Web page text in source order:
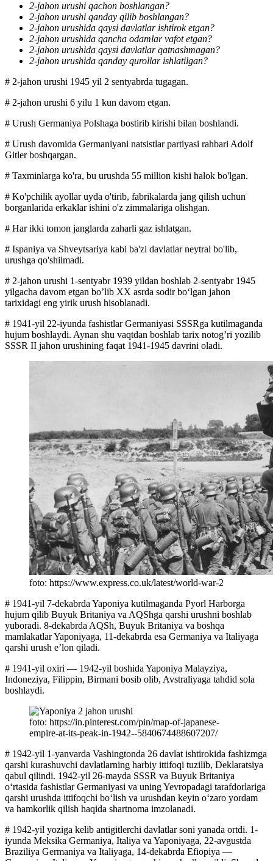
2-jahon urushi qachon boshlangan?
2-jahon urushi qanday qilib boshlangan?
2-jahon urushida qaysi davlatlar ishtirok etgan?
2-jahon urushida qancha odamlar vafot etgan?
2-jahon urushida qaysi davlatlar qatnashmagan?
2-jahon urushida qanday qurollar ishlatilgan?
# 2-jahon urushi 1945 yil 2 sentyabrda tugagan.
# 2-jahon urushi 6 yilu 1 kun davom etgan.
# Urush Germaniya Polshaga bostirib kirishi bilan boshlandi.
# Urush davomida Germaniyani natsistlar partiyasi rahbari Adolf
Gitler boshqargan.
# Taxminlarga ko'ra, bu urushda 55 million kishi halok bo'lgan.
# Ko'pchilik ayollar uyda o'tirib, fabrikalarda jang qilish uchun
borganlarida erkaklar ishini o'z zimmalariga olishgan.
# Har ikki tomon janglarda zaharli gaz ishlatgan.
# Ispaniya va Shveytsariya kabi ba'zi davlatlar neytral bo'lib,
urushga qo'shilmadi.
# 2-jahon urushi 1-sentyabr 1939 yildan boshlab 2-sentyabr 1945
yilgacha davom etgan bo’lib XX asrda sodir boʻlgan jahon
tarixidagi eng yirik urush hisoblanadi.
# 1941-yil 22-iyunda fashistlar Germaniyasi SSSRga kutilmaganda
hujum boshlaydi. Aynan shu vaqtdan boshlab tarix notog’ri yozilib
SSSR II jahon urushining faqat 1941-1945 davrini oladi.
foto: https://www.express.co.uk/latest/world-war-2
# 1941-yil 7-dekabrda Yaponiya kutilmaganda Pyorl Harborga
hujum qilib Buyuk Britaniya va AQShga qarshi urushni boshlab
yuboradi. 8-dekabrda AQSh, Buyuk Britaniya va boshqa
mamlakatlar Yaponiyaga, 11-dekabrda esa Germaniya va Italiyaga
qarshi urush eʼlon qiladi.
# 1941-yil oxiri — 1942-yil boshida Yaponiya Malayziya,
Indoneziya, Filippin, Birmani bosib olib, Avstraliyaga tahdid sola
boshlaydi.
foto: https://in.pinterest.com/pin/map-of-japanese-
empire-at-its-peak-in-1942--5840674488607207/
# 1942-yil 1-yanvarda Vashingtonda 26 davlat ishtirokida fashizmga
qarshi kurashuvchi davlatlarning harbiy ittifoqi tuzilib, Deklaratsiya
qabul qilindi. 1942-yil 26-mayda SSSR va Buyuk Britaniya
oʻrtasida fashistlar Germaniyasi va uning Yevropadagi tarafdorlariga
qarshi urushda ittifoqchi boʻlish va urushdan keyin oʻzaro yordam
va hamkorlik qilish haqida shartnoma imzolanadi.
# 1942-yil yoziga kelib antigitlerchi davlatlar soni yanada ortdi. 1-
iyunda Meksika Germaniya, Italiya va Yaponiyaga, 22-avgustda
Braziliya Germaniya va Italiyaga, 14-dekabrda Efiopiya —